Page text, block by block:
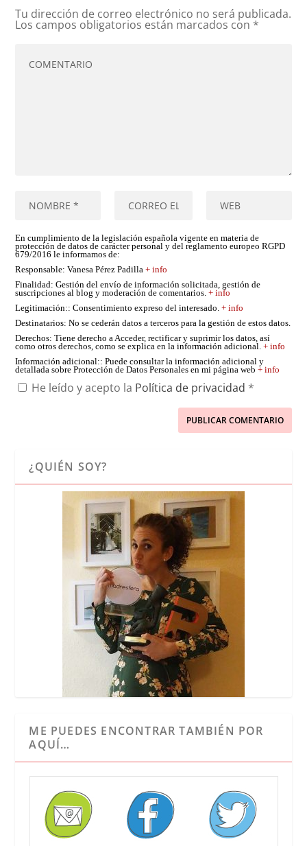
Tu dirección de correo electrónico no será publicada.
Los campos obligatorios están marcados con *
En cumplimiento de la legislación española vigente en materia de
protección de datos de carácter personal y del reglamento europeo RGPD
679/2016 le informamos de:
Responsable: Vanesa Pérez Padilla+ info
Finalidad: Gestión del envío de información solicitada, gestión de
suscripciones al blog y moderación de comentarios.+ info
Legitimación:: Consentimiento expreso del interesado.+ info
Destinatarios: No se cederán datos a terceros para la gestión de estos datos.
Derechos: Tiene derecho a Acceder, rectificar y suprimir los datos, así
como otros derechos, como se explica en la información adicional.+ info
Información adicional:: Puede consultar la información adicional y
detallada sobre Protección de Datos Personales en mi página web+ info
He leído y acepto la Política de privacidad *
¿QUIÉN SOY?
ME PUEDES ENCONTRAR TAMBIÉN POR
AQUÍ…